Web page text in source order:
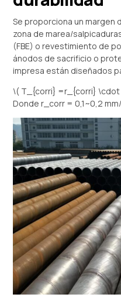
Se proporciona un margen
zona de marea/
(FBE) o revestimiento de
ánodos de sacrificio o
impresa están diseñados
\( T_{corri} =r_{corri}
Donde r_corr = 0,1~0,2